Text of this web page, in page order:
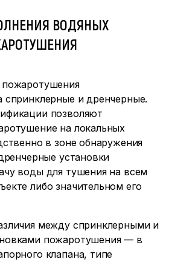
ВОДЯНЫХ
спринклерные и дренчерные.
позволяют
на локальных
в зоне обнаружения
установки
воды для тушения на всем
либо значительном его
между спринклерными и
пожаротушения — в
клапана, типе